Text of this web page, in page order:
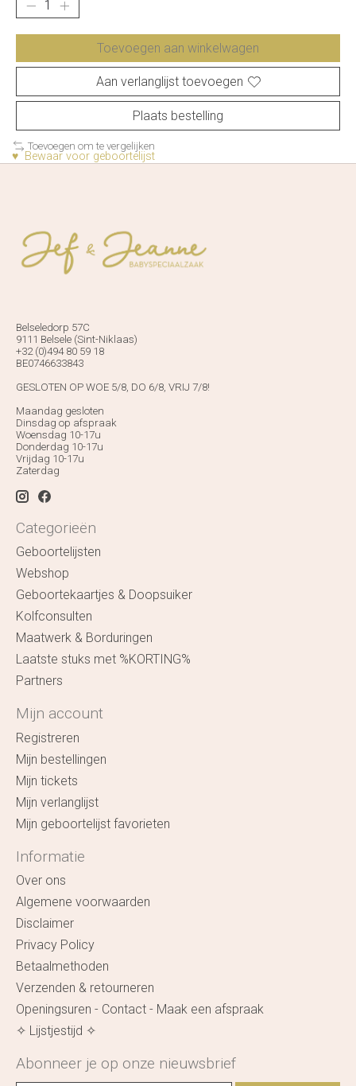
Toevoegen aan winkelwagen
Aan verlanglijst toevoegen
Plaats bestelling
Toevoegen om te vergelijken
♥ Bewaar voor geboortelijst
Belseledorp 57C
9111 Belsele (Sint-Niklaas)
+32 (0)494 80 59 18
BE0746633843
GESLOTEN OP WOE 5/8, DO 6/8, VRIJ 7/8!
Maandag gesloten
Dinsdag op afspraak
Woensdag 10-17u
Donderdag 10-17u
Vrijdag 10-17u
Zaterdag
Categorieën
Geboortelijsten
Webshop
Geboortekaartjes & Doopsuiker
Kolfconsulten
Maatwerk & Borduringen
Laatste stuks met %KORTING%
Partners
Mijn account
Registreren
Mijn bestellingen
Mijn tickets
Mijn verlanglijst
Mijn geboortelijst favorieten
Informatie
Over ons
Algemene voorwaarden
Disclaimer
Privacy Policy
Betaalmethoden
Verzenden & retourneren
Openingsuren - Contact - Maak een afspraak
✧ Lijstjestijd ✧
Abonneer je op onze nieuwsbrief